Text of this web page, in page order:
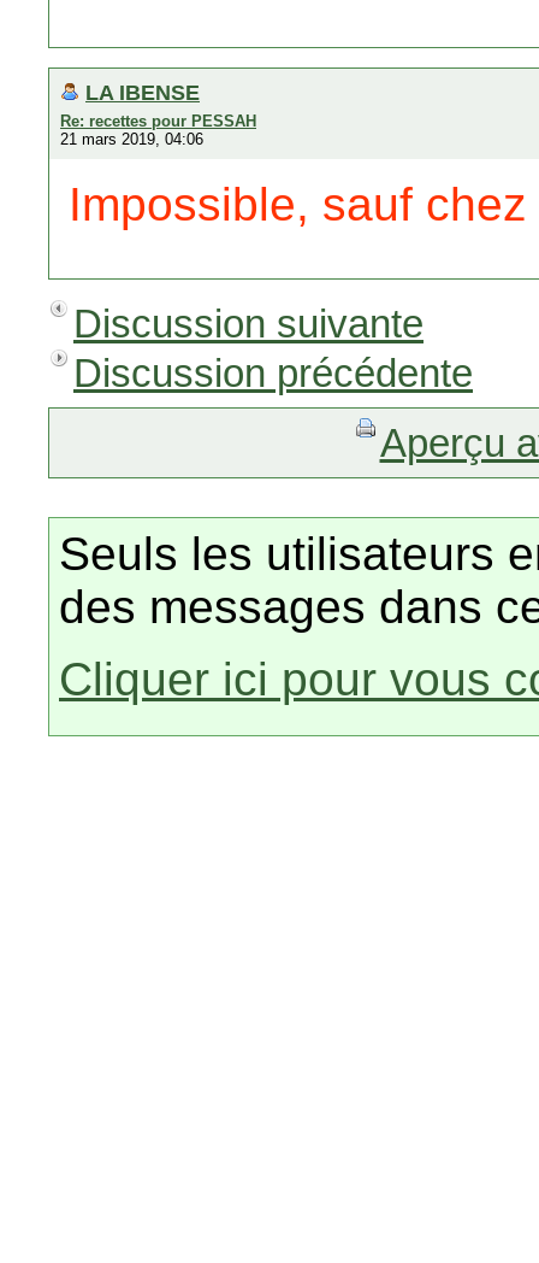
LA IBENSE
Re: recettes pour PESSAH
21 mars 2019, 04:06
Impossible, sauf
Discussion suivante
Discussion précédente
Aperçu
Seuls les utilisateurs
des messages dans
Cliquer ici pour vous